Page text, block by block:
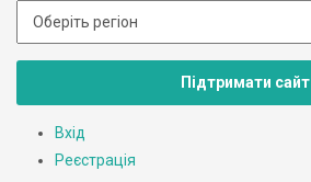
Підтримати сайт
Вхід
Реєстрація